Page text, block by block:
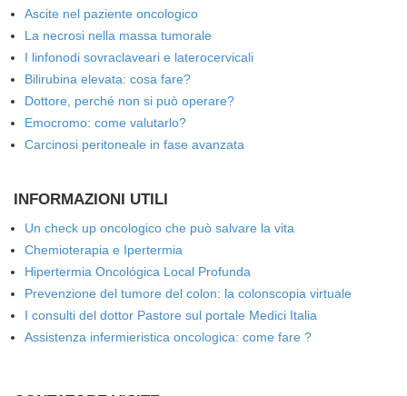
Ascite nel paziente oncologico
La necrosi nella massa tumorale
I linfonodi sovraclaveari e laterocervicali
Bilirubina elevata: cosa fare?
Dottore, perché non si può operare?
Emocromo: come valutarlo?
Carcinosi peritoneale in fase avanzata
INFORMAZIONI UTILI
Un check up oncologico che può salvare la vita
Chemioterapia e Ipertermia
Hipertermia Oncológica Local Profunda
Prevenzione del tumore del colon: la colonscopia virtuale
I consulti del dottor Pastore sul portale Medici Italia
Assistenza infermieristica oncologica: come fare ?